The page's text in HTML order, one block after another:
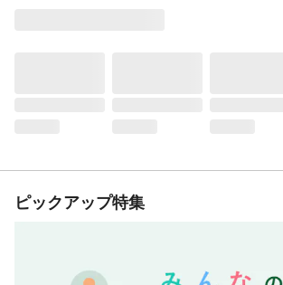
ピックアップ特集